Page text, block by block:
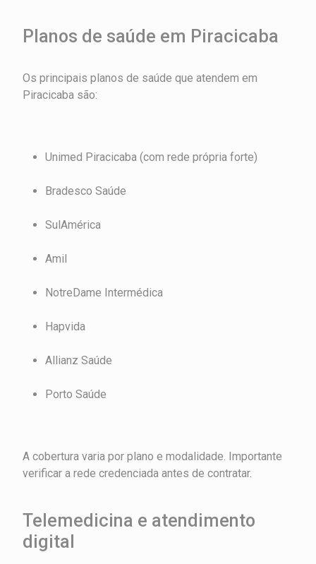
Planos de saúde em Piracicaba
Os principais planos de saúde que atendem em
Piracicaba são:
Unimed Piracicaba (com rede própria forte)
Bradesco Saúde
SulAmérica
Amil
NotreDame Intermédica
Hapvida
Allianz Saúde
Porto Saúde
A cobertura varia por plano e modalidade. Importante
verificar a rede credenciada antes de contratar.
Telemedicina e atendimento
digital